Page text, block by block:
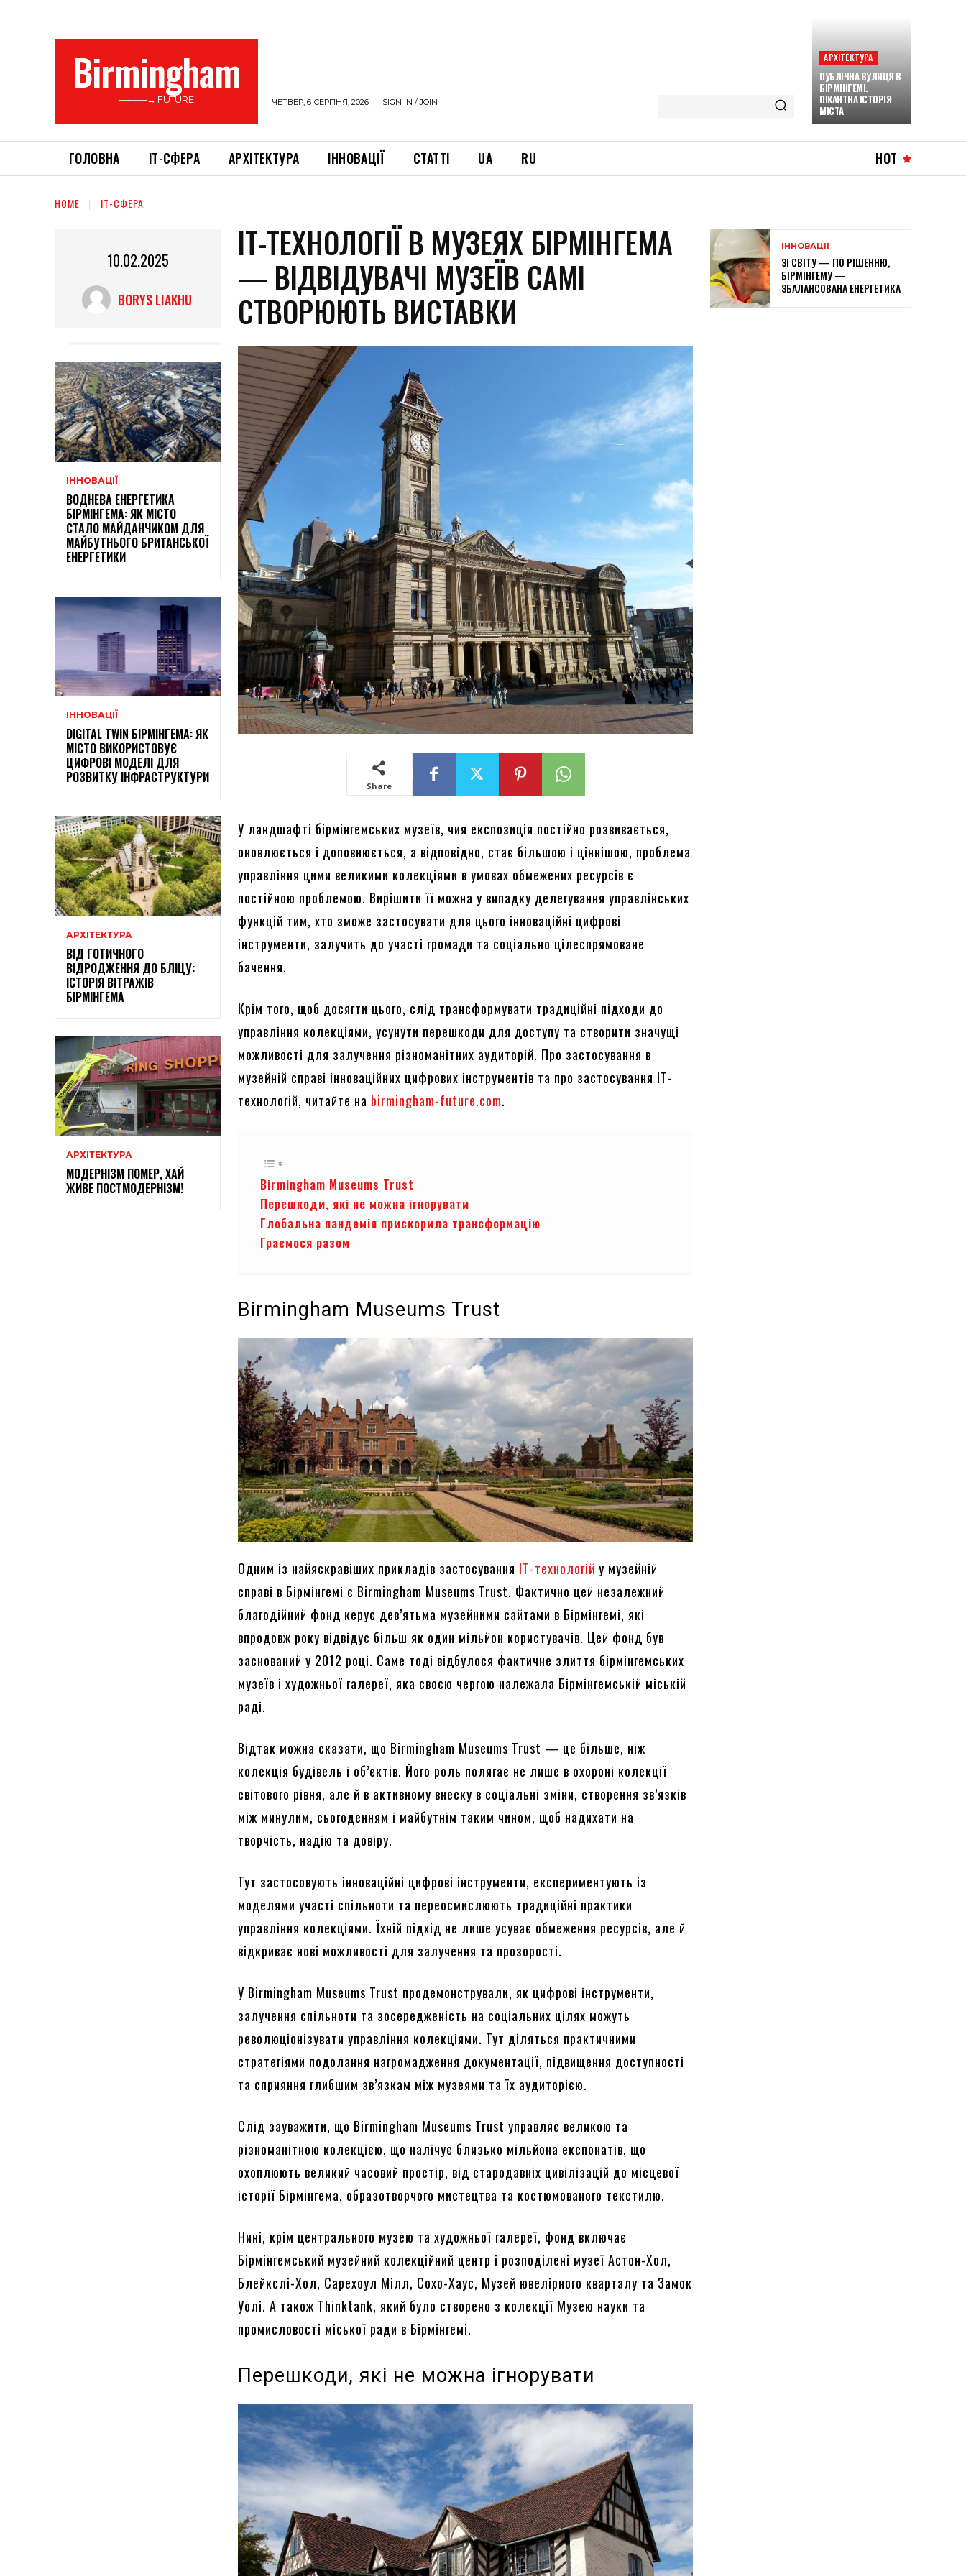
Birmingham
———→ FUTURE ЧЕТВЕР, 6 СЕРПНЯ, 2026 SIGN IN / JOIN
АРХІТЕКТУРА
ПУБЛІЧНА ВУЛИЦЯ В
БІРМІНГЕМІ.
ПІКАНТНА ІСТОРІЯ
МІСТА
ГОЛОВНА ІТ-СФЕРА АРХІТЕКТУРА ІННОВАЦІЇ СТАТТІ UA RU HOT
HOME ІТ-СФЕРА
10.02.2025
BORYS LIAKHU
ІННОВАЦІЇ
ВОДНЕВА ЕНЕРГЕТИКА
БІРМІНГЕМА: ЯК МІСТО
СТАЛО МАЙДАНЧИКОМ ДЛЯ
МАЙБУТНЬОГО БРИТАНСЬКОЇ
ЕНЕРГЕТИКИ
ІННОВАЦІЇ
DIGITAL TWIN БІРМІНГЕМА: ЯК
МІСТО ВИКОРИСТОВУЄ
ЦИФРОВІ МОДЕЛІ ДЛЯ
РОЗВИТКУ ІНФРАСТРУКТУРИ
АРХІТЕКТУРА
ВІД ГОТИЧНОГО
ВІДРОДЖЕННЯ ДО БЛІЦУ:
ІСТОРІЯ ВІТРАЖІВ
БІРМІНГЕМА
АРХІТЕКТУРА
МОДЕРНІЗМ ПОМЕР, ХАЙ
ЖИВЕ ПОСТМОДЕРНІЗМ!
ІТ-ТЕХНОЛОГІЇ В МУЗЕЯХ БІРМІНГЕМА
— ВІДВІДУВАЧІ МУЗЕЇВ САМІ
СТВОРЮЮТЬ ВИСТАВКИ
Share
У ландшафті бірмінгемських музеїв, чия експозиція постійно розвивається,
оновлюється і доповнюється, а відповідно, стає більшою і ціннішою, проблема
управління цими великими колекціями в умовах обмежених ресурсів є
постійною проблемою. Вирішити її можна у випадку делегування управлінських
функцій тим, хто зможе застосувати для цього інноваційні цифрові
інструменти, залучить до участі громади та соціально цілеспрямоване
бачення.
Крім того, щоб досягти цього, слід трансформувати традиційні підходи до
управління колекціями, усунути перешкоди для доступу та створити значущі
можливості для залучення різноманітних аудиторій. Про застосування в
музейній справі інноваційних цифрових інструментів та про застосування IT-
технологій, читайте на birmingham-future.com.
Birmingham Museums Trust
Перешкоди, які не можна ігнорувати
Глобальна пандемія прискорила трансформацію
Граємося разом
Birmingham Museums Trust
Одним із найяскравіших прикладів застосування IT-технологій у музейній
справі в Бірмінгемі є Birmingham Museums Trust. Фактично цей незалежний
благодійний фонд керує дев’ятьма музейними сайтами в Бірмінгемі, які
впродовж року відвідує більш як один мільйон користувачів. Цей фонд був
заснований у 2012 році. Саме тоді відбулося фактичне злиття бірмінгемських
музеїв і художньої галереї, яка своєю чергою належала Бірмінгемській міській
раді.
Відтак можна сказати, що Birmingham Museums Trust — це більше, ніж
колекція будівель і об’єктів. Його роль полягає не лише в охороні колекції
світового рівня, але й в активному внеску в соціальні зміни, створення зв’язків
між минулим, сьогоденням і майбутнім таким чином, щоб надихати на
творчість, надію та довіру.
Тут застосовують інноваційні цифрові інструменти, експериментують із
моделями участі спільноти та переосмислюють традиційні практики
управління колекціями. Їхній підхід не лише усуває обмеження ресурсів, але й
відкриває нові можливості для залучення та прозорості.
У Birmingham Museums Trust продемонстрували, як цифрові інструменти,
залучення спільноти та зосередженість на соціальних цілях можуть
революціонізувати управління колекціями. Тут діляться практичними
стратегіями подолання нагромадження документації, підвищення доступності
та сприяння глибшим зв’язкам між музеями та їх аудиторією.
Слід зауважити, що Birmingham Museums Trust управляє великою та
різноманітною колекцією, що налічує близько мільйона експонатів, що
охоплюють великий часовий простір, від стародавніх цивілізацій до місцевої
історії Бірмінгема, образотворчого мистецтва та костюмованого текстилю.
Нині, крім центрального музею та художньої галереї, фонд включає
Бірмінгемський музейний колекційний центр і розподілені музеї Астон-Хол,
Блейкслі-Хол, Сарехоул Мілл, Сохо-Хаус, Музей ювелірного кварталу та Замок
Уолі. А також Thinktank, який було створено з колекції Музею науки та
промисловості міської ради в Бірмінгемі.
Перешкоди, які не можна ігнорувати
ІННОВАЦІЇ
ЗІ СВІТУ — ПО РІШЕННЮ,
БІРМІНГЕМУ —
ЗБАЛАНСОВАНА ЕНЕРГЕТИКА